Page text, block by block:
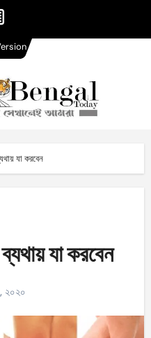
যা করবেন
যা করবেন
২০২০
Version